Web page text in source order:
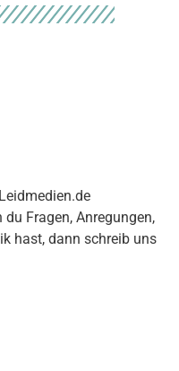
du Fragen, Anregungen,
hast, dann schreib uns